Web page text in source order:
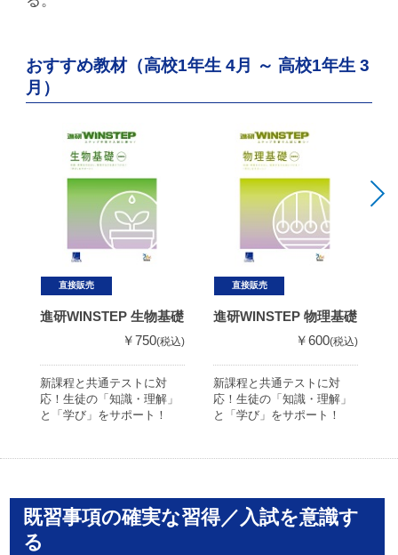
おすすめ教材（高校1年生 4月 ～ 高校1年生 3
月）
直接販売
進研WINSTEP 生物基礎
￥750(税込)
新課程と共通テストに対
応！生徒の「知識・理解」
と「学び」をサポート！
直接販売
進研WINSTEP 物理基礎
￥600(税込)
新課程と共通テストに対
応！生徒の「知識・理解」
と「学び」をサポート！
既習事項の確実な習得／入試を意識す
る